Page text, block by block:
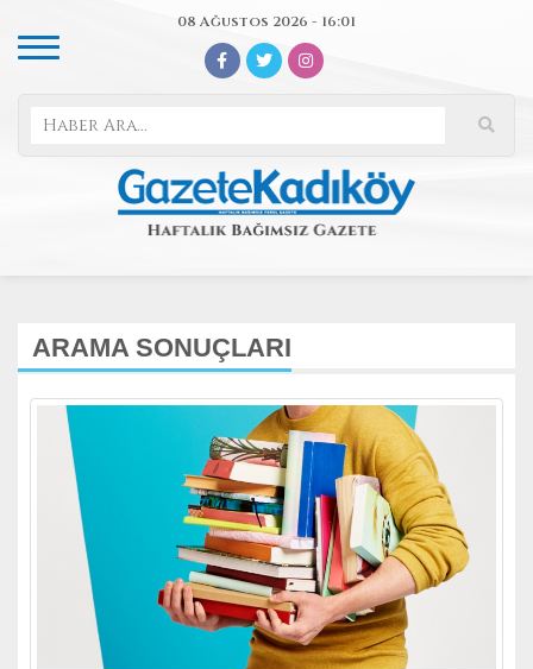
08 Ağustos 2026 - 16:01
ARAMA SONUÇLARI